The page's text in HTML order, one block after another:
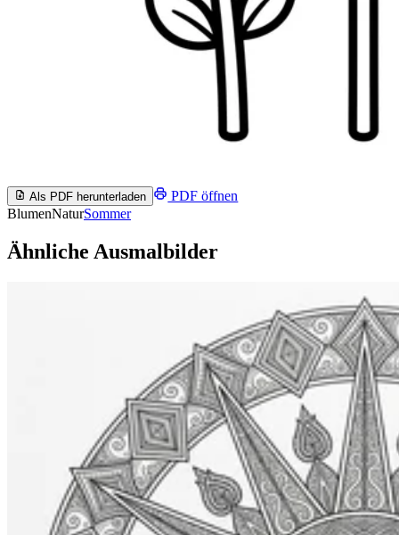
Als PDF herunterladen
PDF öffnen
BlumenNaturSommer
Ähnliche Ausmalbilder